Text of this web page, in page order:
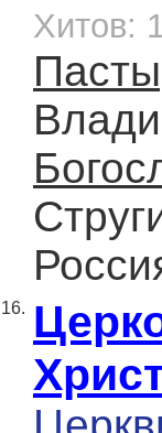
Хитов:
16.